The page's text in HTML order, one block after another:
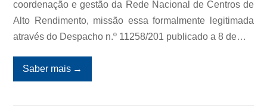
coordenação e gestão da Rede Nacional de Centros de
Alto Rendimento, missão essa formalmente legitimada
através do Despacho n.º 11258/201 publicado a 8 de…
Saber mais →